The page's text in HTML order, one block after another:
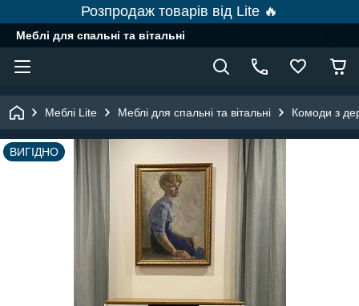
Розпродаж товарів від Lite 🔥
Меблі для спальні та вітальні
Меблі Lite Меблі для спальні та вітальні Комоди з
ВИГІДНО